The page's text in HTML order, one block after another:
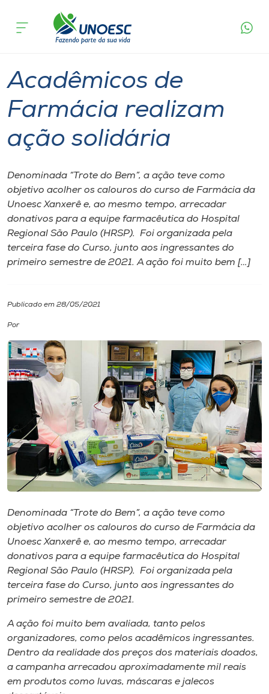
Cursos
Pesquisa
Atendimento ao Estudante
Portal de Ensino
A
Internacionalização
Cultura
Biblioteca
Editora
Rádio
Museu
Unoesc
Store
Selecione
o idioma
acontece
Graduação
Acadêmicos de
Farmácia realizam
ação solidária
Denominada “Trote do Bem”, a ação teve como
objetivo acolher os calouros do curso de Farmácia da
Unoesc Xanxerê e, ao mesmo tempo, arrecadar
donativos para a equipe farmacêutica do Hospital
Regional São Paulo (HRSP). Foi organizada pela
terceira fase do Curso, junto aos ingressantes do
primeiro semestre de 2021. A ação foi muito bem […]
Publicado em 28/05/2021
Por
Denominada “Trote do Bem”, a ação teve como
objetivo acolher os calouros do curso de Farmácia da
Unoesc Xanxerê e, ao mesmo tempo, arrecadar
donativos para a equipe farmacêutica do Hospital
Regional São Paulo (HRSP). Foi organizada pela
terceira fase do Curso, junto aos ingressantes do
primeiro semestre de 2021.
A ação foi muito bem avaliada, tanto pelos
organizadores, como pelos acadêmicos ingressantes.
Dentro da realidade dos preços dos materiais doados,
a campanha arrecadou aproximadamente mil reais
em produtos como luvas, máscaras e jalecos